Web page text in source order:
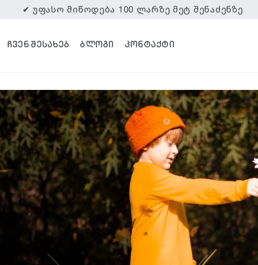
✔ ᲣᲤᲐᲡᲝ ᲛᲘᲬᲝᲓᲔᲑᲐ 100 ᲚᲐᲠᲖᲔ ᲛᲔᲢ ᲨᲔᲜᲐᲫᲔᲜᲖᲔ
ᲩᲕᲔᲜ ᲨᲔᲡᲐᲮᲔᲑ ᲑᲚᲝᲒᲘ ᲙᲝᲜᲢᲐᲥᲢᲘ